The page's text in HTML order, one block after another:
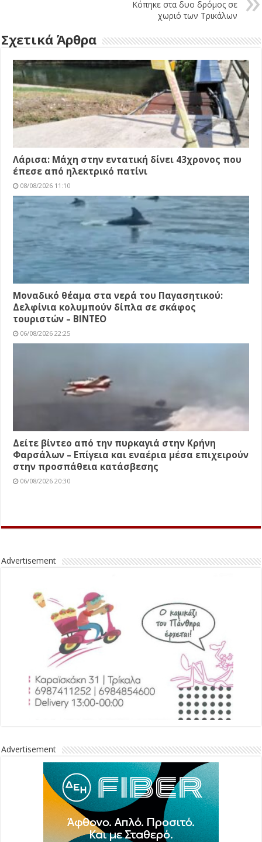
Κόπηκε στα δυο δρόμος σε
χωριό των Τρικάλων
Σχετικά Άρθρα
Λάρισα: Μάχη στην εντατική δίνει 43χρονος που
έπεσε από ηλεκτρικό πατίνι
08/08/2026 11:10
Μοναδικό θέαμα στα νερά του Παγασητικού:
Δελφίνια κολυμπούν δίπλα σε σκάφος
τουριστών – ΒΙΝΤΕΟ
06/08/2026 22:25
Δείτε βίντεο από την πυρκαγιά στην Κρήνη
Φαρσάλων – Επίγεια και εναέρια μέσα επιχειρούν
στην προσπάθεια κατάσβεσης
06/08/2026 20:30
Advertisement
Advertisement